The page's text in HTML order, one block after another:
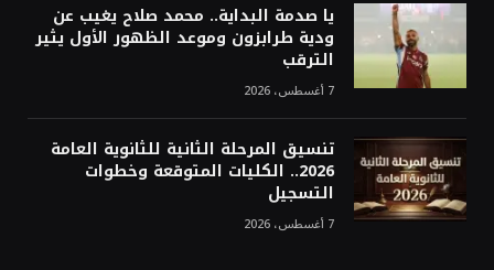
يا صدمة البداية.. محمد صلاح يغيب عن
ودية طرابزون وموعد الظهور الأول يثير
الترقب
7 أغسطس، 2026
تنسيق المرحلة الثانية للثانوية العامة
2026.. الكليات المتوقعة وخطوات
التسجيل
7 أغسطس، 2026